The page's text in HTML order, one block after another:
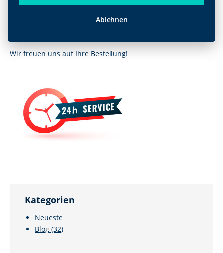
Wir freuen uns auf Ihre Bestellung!
Kategorien
Neueste
Blog (32)
Ablehnen